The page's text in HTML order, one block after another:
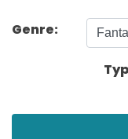
Genre: